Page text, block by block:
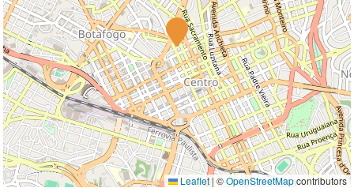
Leaflet| ©OpenStreetMapcontributors